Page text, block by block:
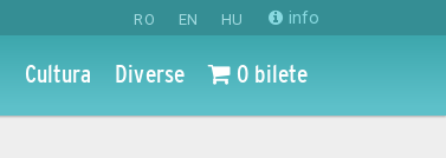
RO EN HU info
Cultura Diverse 0 bilete